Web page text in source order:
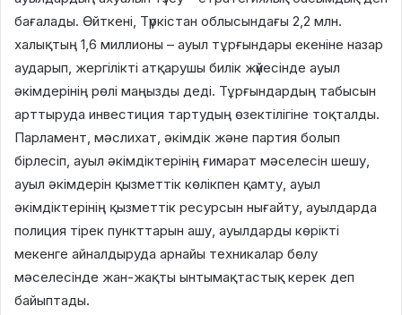
бағалады. Өйткені, Түркістан облысындағы 2,2 млн.
халықтың 1,6 миллионы – ауыл тұрғындары екеніне назар
аударып, жергілікті атқарушы билік жүйесінде ауыл
әкімдерінің рөлі маңызды деді. Тұрғындардың табысын
арттыруда инвестиция тартудың өзектілігіне тоқталды.
Парламент, мәслихат, әкімдік және партия болып
бірлесіп, ауыл әкімдіктерінің ғимарат мәселесін шешу,
ауыл әкімдерін қызметтік көлікпен қамту, ауыл
әкімдіктерінің қызметтік ресурсын нығайту, ауылдарда
полиция тірек пункттарын ашу, ауылдарды көрікті
мекенге айналдыруда арнайы техникалар бөлу
мәселесінде жан-жақты ынтымақтастық керек деп
байыптады.